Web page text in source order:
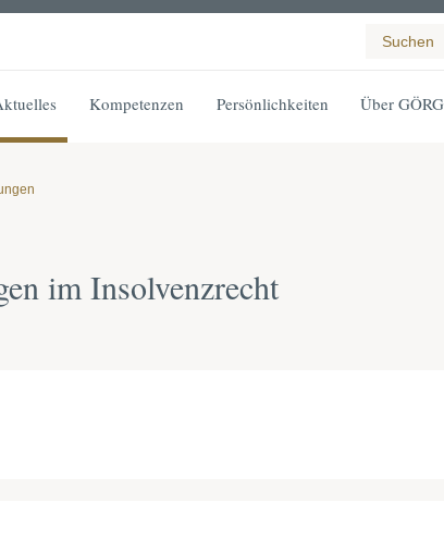
Kompetenzen Persönlichkeiten Über GÖRG
im Insolvenzrecht